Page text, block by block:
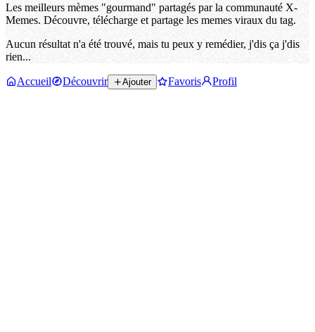
Les meilleurs mèmes "gourmand" partagés par la communauté X-
Memes. Découvre, télécharge et partage les memes viraux du tag.
Aucun résultat n'a été trouvé, mais tu peux y remédier, j'dis ça j'dis
rien...
Accueil Découvrir Ajouter Favoris Profil